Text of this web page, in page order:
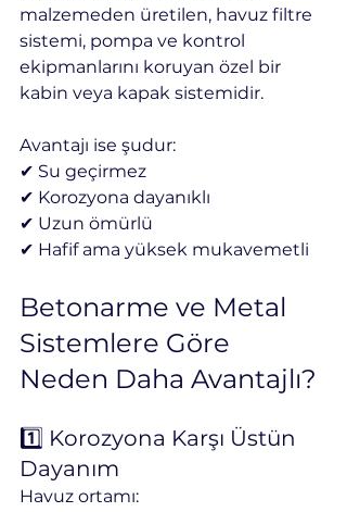
malzemeden üretilen, havuz filtre
sistemi, pompa ve kontrol
ekipmanlarını koruyan özel bir
kabin veya kapak sistemidir.
Avantajı ise şudur:
✔ Su geçirmez
✔ Korozyona dayanıklı
✔ Uzun ömürlü
✔ Hafif ama yüksek mukavemetli
Betonarme ve Metal
Sistemlere Göre
Neden Daha Avantajlı?
1️⃣ Korozyona Karşı Üstün
Dayanım
Havuz ortamı: